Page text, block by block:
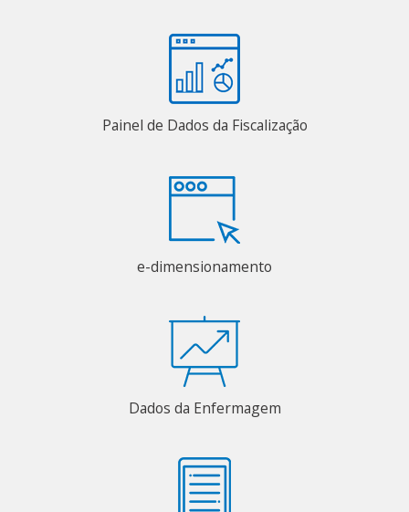
Painel de Dados da Fiscalização
e-dimensionamento
Dados da Enfermagem